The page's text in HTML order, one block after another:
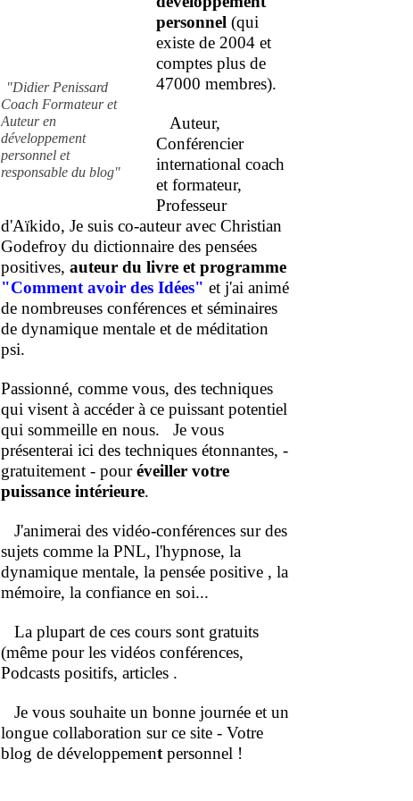
"Didier Penissard
Coach Formateur et
Auteur en
développement
personnel et
responsable du blog"
personnel (qui
existe de 2004 et
comptes plus de
47000 membres).
Auteur,
Conférencier
international coach
et formateur,
Professeur
d'Aïkido, Je suis co-auteur avec Christian
Godefroy du dictionnaire des pensées
positives, auteur du livre et programme
"Comment avoir des Idées" et j'ai animé
de nombreuses conférences et séminaires
de dynamique mentale et de méditation
psi.
Passionné, comme vous, des techniques
qui visent à accéder à ce puissant potentiel
qui sommeille en nous. Je vous
présenterai ici des techniques étonnantes, -
gratuitement - pouréveiller votre
puissance intérieure.
J'animerai des vidéo-conférences sur des
sujets comme la PNL, l'hypnose, la
dynamique mentale, la pensée positive , la
mémoire, la confiance en soi...
La plupart de ces cours sont gratuits
(même pour les vidéos conférences,
Podcasts positifs, articles .
Je vous souhaite un bonne journée et un
longue collaboration sur ce site - Votre
blog de développement personnel !